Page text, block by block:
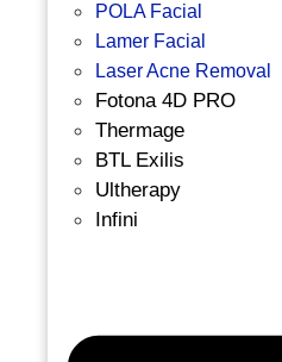
POLA Facial
Lamer Facial
Laser Acne Removal
Fotona 4D PRO
Thermage
BTL Exilis
Ultherapy
Infini